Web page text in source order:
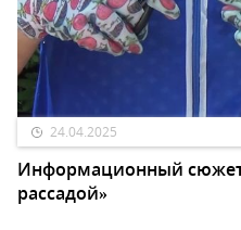
24.04.2025
Информационный
рассадой»